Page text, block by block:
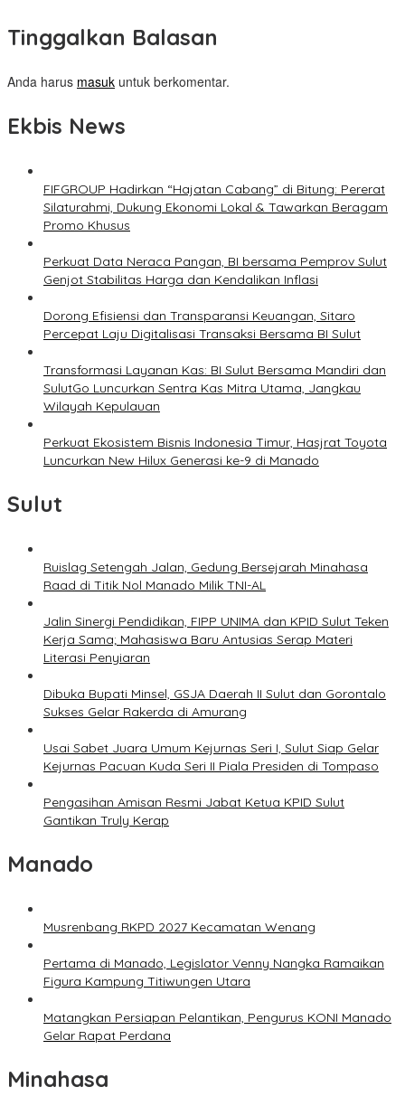
Tinggalkan Balasan
Anda harus masuk untuk berkomentar.
Ekbis News
FIFGROUP Hadirkan “Hajatan Cabang” di Bitung: Pererat
Silaturahmi, Dukung Ekonomi Lokal & Tawarkan Beragam
Promo Khusus
Perkuat Data Neraca Pangan, BI bersama Pemprov Sulut
Genjot Stabilitas Harga dan Kendalikan Inflasi
Dorong Efisiensi dan Transparansi Keuangan, Sitaro
Percepat Laju Digitalisasi Transaksi Bersama BI Sulut
Transformasi Layanan Kas: BI Sulut Bersama Mandiri dan
SulutGo Luncurkan Sentra Kas Mitra Utama, Jangkau
Wilayah Kepulauan
Perkuat Ekosistem Bisnis Indonesia Timur, Hasjrat Toyota
Luncurkan New Hilux Generasi ke-9 di Manado
Sulut
Ruislag Setengah Jalan, Gedung Bersejarah Minahasa
Raad di Titik Nol Manado Milik TNI-AL
Jalin Sinergi Pendidikan, FIPP UNIMA dan KPID Sulut Teken
Kerja Sama; Mahasiswa Baru Antusias Serap Materi
Literasi Penyiaran
Dibuka Bupati Minsel, GSJA Daerah II Sulut dan Gorontalo
Sukses Gelar Rakerda di Amurang
Usai Sabet Juara Umum Kejurnas Seri I, Sulut Siap Gelar
Kejurnas Pacuan Kuda Seri II Piala Presiden di Tompaso
Pengasihan Amisan Resmi Jabat Ketua KPID Sulut
Gantikan Truly Kerap
Manado
Musrenbang RKPD 2027 Kecamatan Wenang
Pertama di Manado, Legislator Venny Nangka Ramaikan
Figura Kampung Titiwungen Utara
Matangkan Persiapan Pelantikan, Pengurus KONI Manado
Gelar Rapat Perdana
Minahasa